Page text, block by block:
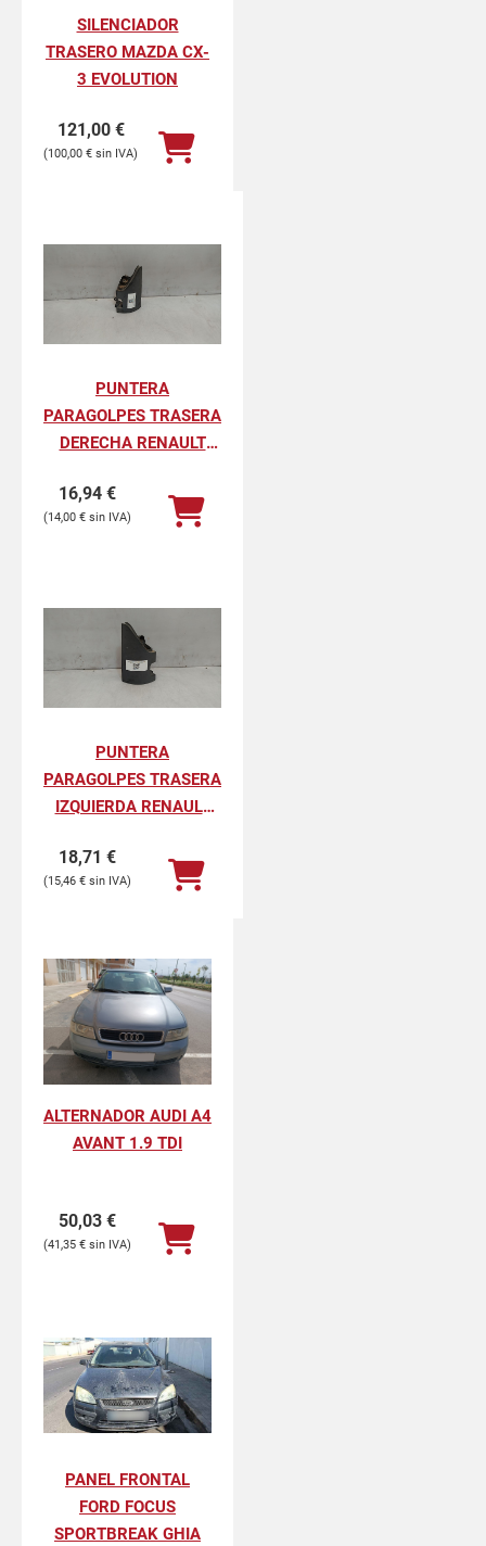
SILENCIADOR
TRASERO MAZDA CX-
3 EVOLUTION
121,00 €
100,00 €
PUNTERA
PARAGOLPES TRASERA
DERECHA RENAULT
PROFESIONAL
16,94 €
14,00 €
PUNTERA
PARAGOLPES TRASERA
IZQUIERDA RENAULT
PROFESIONAL
18,71 €
15,46 €
ALTERNADOR AUDI A4
AVANT 1.9 TDI
50,03 €
41,35 €
PANEL FRONTAL
FORD FOCUS
SPORTBREAK GHIA